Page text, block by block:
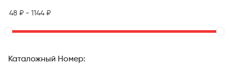
Каталожный Номер: